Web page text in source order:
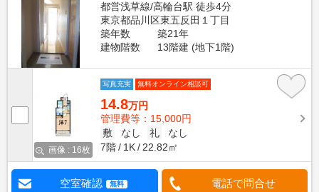
都営浅草線/高輪台駅 徒歩4分
東京都品川区東五反田１丁目
築年数
築21年
建物階数
13階建 (地下1階)
画像 : 16枚
写真充実 無料オンライン相談可
14.8万円
管理費等：15,000円
敷
なし 礼
なし
7階
1K 22.82㎡
空室確認 無料 電話で問合せ